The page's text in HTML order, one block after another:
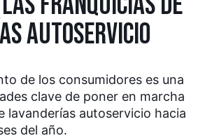
AUTOSERVICIO
de los consumidores es una
clave de poner en marcha
lavanderías autoservicio hacia
del año.